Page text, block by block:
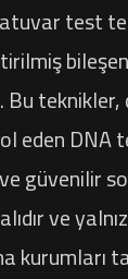
test
eden
güvenilir
ve
kurumları